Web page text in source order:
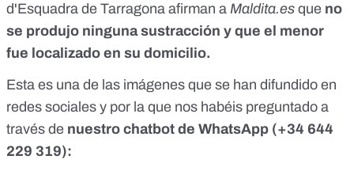
d'Esquadra de Tarragona afirman a Maldita.es que no
se produjo ninguna sustracción y que el menor
fue localizado en su domicilio.
Esta es una de las imágenes que se han difundido en
redes sociales y por la que nos habéis preguntado a
través de nuestro chatbot de WhatsApp (+34 644
229 319):